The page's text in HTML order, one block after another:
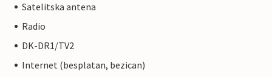
Satelitska antena
Radio
DK-DR1/TV2
Internet (besplatan, bezican)